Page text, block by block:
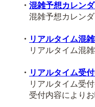
・ 混雑予想カレン
混雑予想カレンダ
・ リアルタイム混
リアルタイム混雑
・ リアルタイム受
リアルタイム受付
受付内容によりお